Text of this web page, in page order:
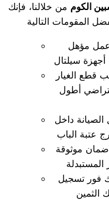
الكوم من خلالنا، فإنك
مؤهل
قطع الغيار
أطول
داخل
موثوقة
فور تسجيل